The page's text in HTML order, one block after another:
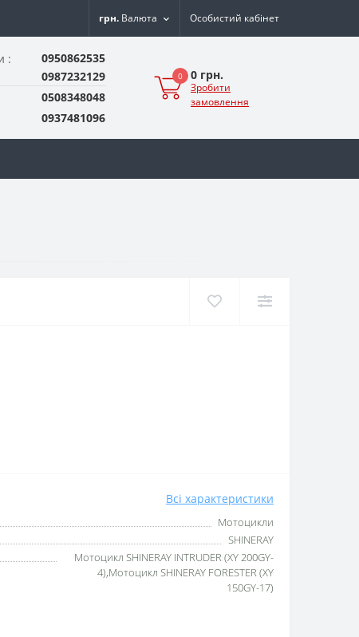
грн. Валюта Особистий кабінет
:
0950862535
0987232129
0508348048
0937481096
0 0 грн.
Зробити
замовлення
Всі характеристики
Мотоцикли
SHINERAY
Мотоцикл SHINERAY INTRUDER (XY 200GY-
4),Мотоцикл SHINERAY FORESTER (XY
150GY-17)